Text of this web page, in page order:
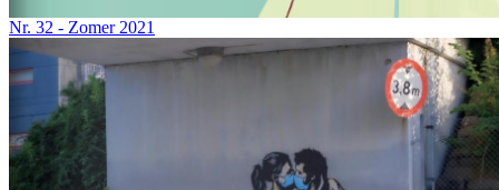
Nr. 32 - Zomer 2021